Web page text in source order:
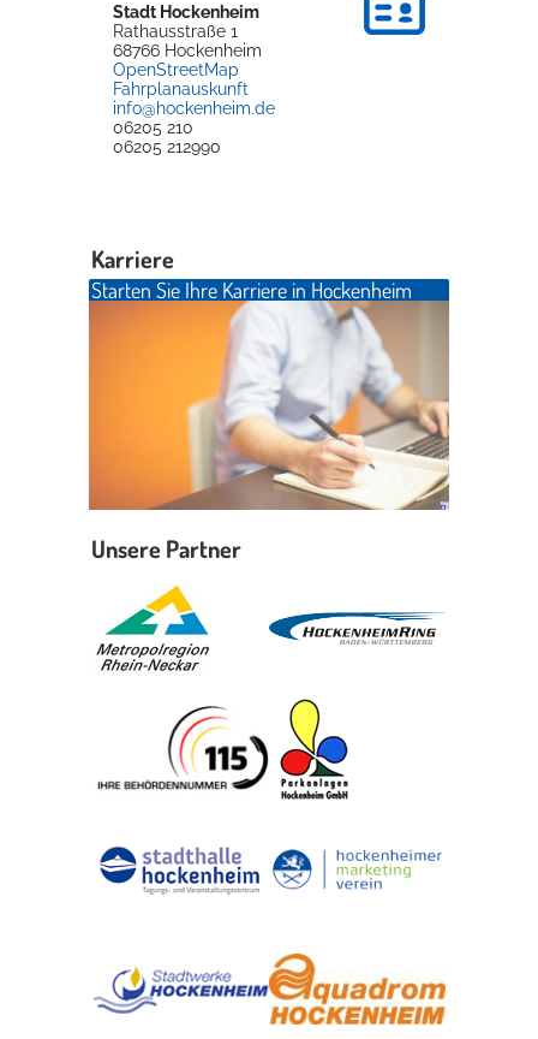
Stadt Hockenheim
Rathausstraße 1
68766 Hockenheim
OpenStreetMap
Fahrplanauskunft
info@hockenheim.de
06205 210
06205 212990
Karriere
Starten Sie Ihre Karriere in Hockenheim
Unsere Partner